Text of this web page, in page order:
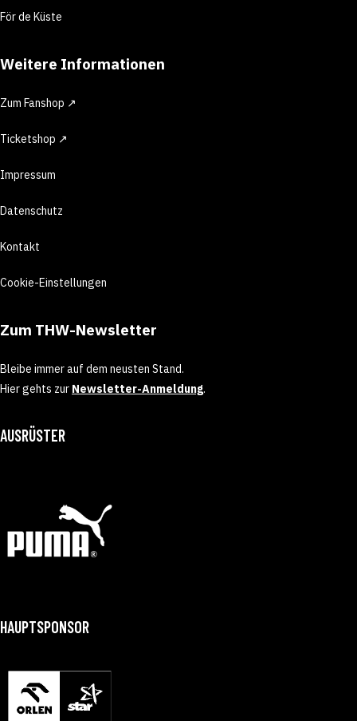
För de Küste
Weitere Informationen
Zum Fanshop ↗
Ticketshop ↗
Impressum
Datenschutz
Kontakt
Cookie-Einstellungen
Zum THW-Newsletter
Bleibe immer auf dem neusten Stand.
Hier gehts zur Newsletter-Anmeldung.
AUSRÜSTER
HAUPTSPONSOR